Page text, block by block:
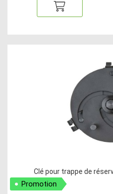
Clé pour trappe de
Promotion